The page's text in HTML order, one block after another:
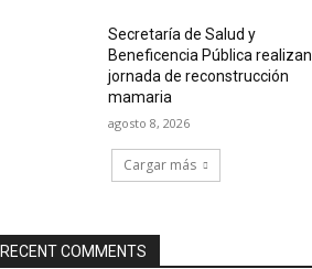
Secretaría de Salud y
Beneficencia Pública realizan
jornada de reconstrucción
mamaria
agosto 8, 2026
Cargar más
RECENT COMMENTS